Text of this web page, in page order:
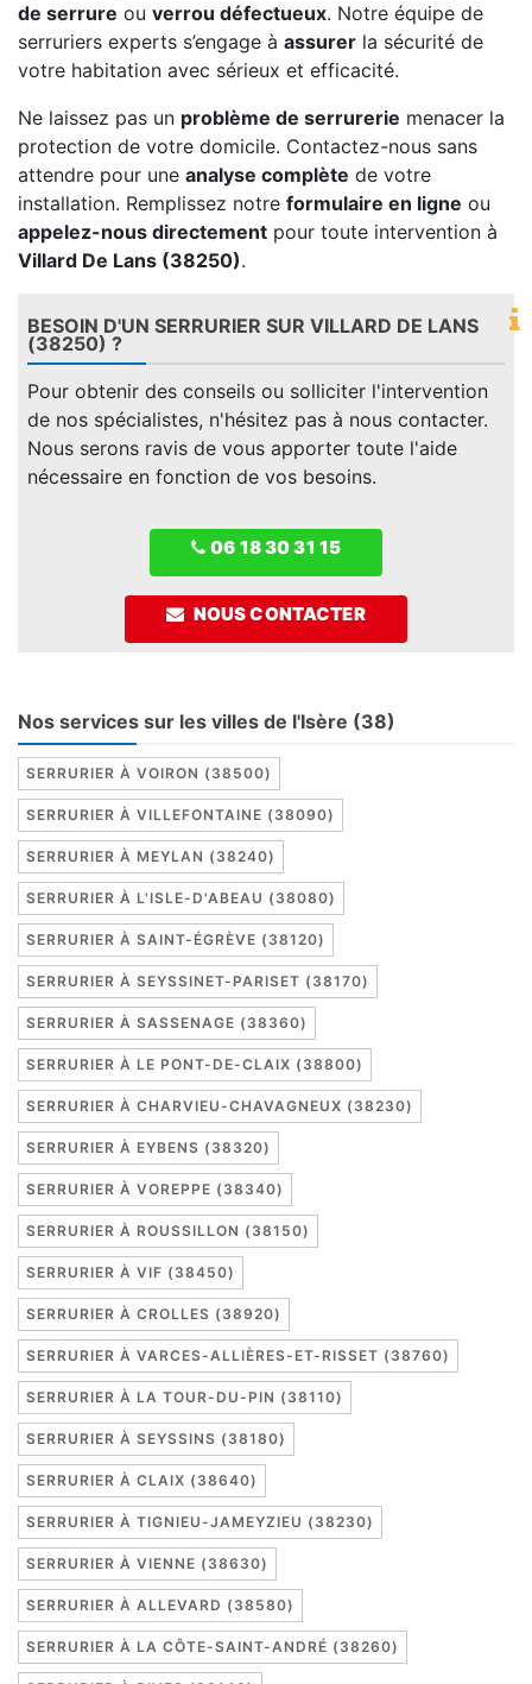
de serrure ou verrou défectueux. Notre équipe de
serruriers experts s’engage à assurer la sécurité de
votre habitation avec sérieux et efficacité.
Ne laissez pas un problème de serrurerie menacer la
protection de votre domicile. Contactez-nous sans
attendre pour une analyse complète de votre
installation. Remplissez notre formulaire en ligne ou
appelez-nous directement pour toute intervention à
Villard De Lans (38250).
BESOIN D'UN SERRURIER SUR VILLARD DE LANS
(38250) ?
Pour obtenir des conseils ou solliciter l'intervention
de nos spécialistes, n'hésitez pas à nous contacter.
Nous serons ravis de vous apporter toute l'aide
nécessaire en fonction de vos besoins.
06 18 30 31 15
NOUS CONTACTER
Nos services sur les villes de l'Isère (38)
SERRURIER À VOIRON (38500)
SERRURIER À VILLEFONTAINE (38090)
SERRURIER À MEYLAN (38240)
SERRURIER À L'ISLE-D'ABEAU (38080)
SERRURIER À SAINT-ÉGRÈVE (38120)
SERRURIER À SEYSSINET-PARISET (38170)
SERRURIER À SASSENAGE (38360)
SERRURIER À LE PONT-DE-CLAIX (38800)
SERRURIER À CHARVIEU-CHAVAGNEUX (38230)
SERRURIER À EYBENS (38320)
SERRURIER À VOREPPE (38340)
SERRURIER À ROUSSILLON (38150)
SERRURIER À VIF (38450)
SERRURIER À CROLLES (38920)
SERRURIER À VARCES-ALLIÈRES-ET-RISSET (38760)
SERRURIER À LA TOUR-DU-PIN (38110)
SERRURIER À SEYSSINS (38180)
SERRURIER À CLAIX (38640)
SERRURIER À TIGNIEU-JAMEYZIEU (38230)
SERRURIER À VIENNE (38630)
SERRURIER À ALLEVARD (38580)
SERRURIER À LA CÔTE-SAINT-ANDRÉ (38260)